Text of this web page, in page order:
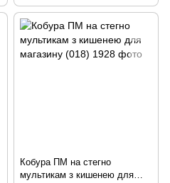
Кобура ПМ на стегно
мультикам з кишенею для